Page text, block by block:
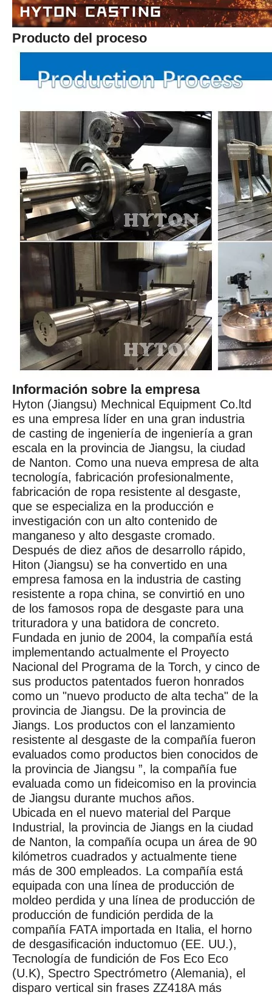
Producto del proceso
Información sobre la empresa
Hyton (Jiangsu) Mechnical Equipment Co.ltd
es una empresa líder en una gran industria
de casting de ingeniería de ingeniería a gran
escala en la provincia de Jiangsu, la ciudad
de Nanton. Como una nueva empresa de alta
tecnología, fabricación profesionalmente,
fabricación de ropa resistente al desgaste,
que se especializa en la producción e
investigación con un alto contenido de
manganeso y alto desgaste cromado.
Después de diez años de desarrollo rápido,
Hiton (Jiangsu) se ha convertido en una
empresa famosa en la industria de casting
resistente a ropa china, se convirtió en uno
de los famosos ropa de desgaste para una
trituradora y una batidora de concreto.
Fundada en junio de 2004, la compañía está
implementando actualmente el Proyecto
Nacional del Programa de la Torch, y cinco de
sus productos patentados fueron honrados
como un "nuevo producto de alta techa" de la
provincia de Jiangsu. De la provincia de
Jiangs. Los productos con el lanzamiento
resistente al desgaste de la compañía fueron
evaluados como productos bien conocidos de
la provincia de Jiangsu ”, la compañía fue
evaluada como un fideicomiso en la provincia
de Jiangsu durante muchos años.
Ubicada en el nuevo material del Parque
Industrial, la provincia de Jiangs en la ciudad
de Nanton, la compañía ocupa un área de 90
kilómetros cuadrados y actualmente tiene
más de 300 empleados. La compañía está
equipada con una línea de producción de
moldeo perdida y una línea de producción de
producción de fundición perdida de la
compañía FATA importada en Italia, el horno
de desgasificación inductomuo (EE. UU.),
Tecnología de fundición de Fos Eco Eco
(U.K), Spectro Spectrómetro (Alemania), el
disparo vertical sin frases ZZ418A más